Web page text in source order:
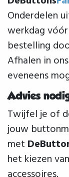
Onderdelen
werkdag
bestelling
Afhalen in
eveneens
Advies
Twijfel je of
jouw
met
het kiezen